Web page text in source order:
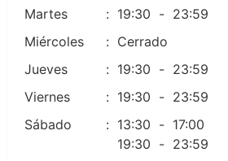
Martes
: 19:30 - 23:59
Miércoles
: Cerrado
Jueves
: 19:30 - 23:59
Viernes
: 19:30 - 23:59
Sábado
: 13:30 - 17:00
19:30 - 23:59